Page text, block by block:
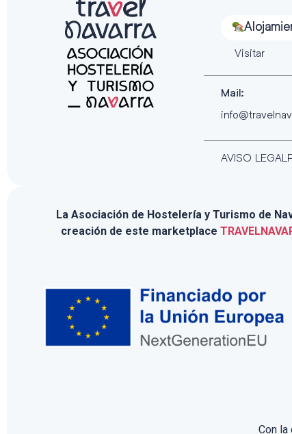
Visitar
Mail:
AVISO LEGAL
La Asociación de Hostelería y Turismo de
creación de este marketplace
Con la